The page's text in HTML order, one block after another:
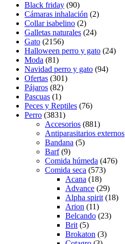
Black friday (90)
Cámaras inhalación (2)
Collar isabelino (2)
Galletas naturales (24)
Gato (2156)
Halloween perro y gato (24)
Moda (81)
Navidad perro y gato (94)
Ofertas (301)
Pájaros (82)
Pascuas (1)
Peces y Reptiles (76)
Perro (3831)
Accesorios (881)
Antiparasitarios externos
Bandana (5)
Barf (9)
Comida húmeda (476)
Comida seca (573)
Acana (18)
Advance (29)
Alpha spirit (18)
Arion (11)
Belcando (23)
Brit (5)
Brokaton (3)